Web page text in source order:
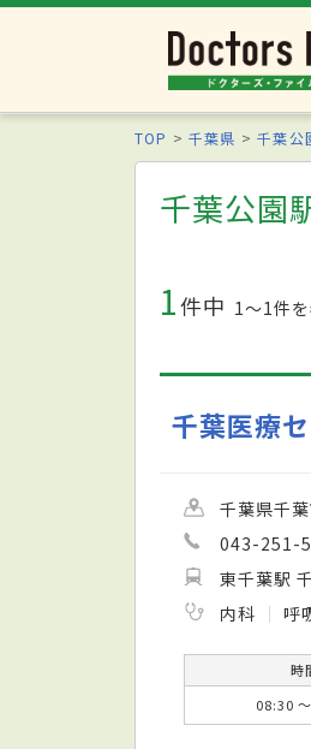
TOP 千葉県 千葉公
千葉公園
1件中 1〜1件
千葉医療
千葉県千
043-251-
東千葉駅
内科
呼
時
08:30